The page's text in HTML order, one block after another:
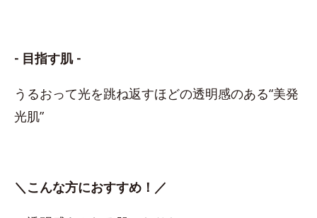
- 目指す肌 -
うるおって光を跳ね返すほどの透明感のある“美発
光肌”
＼こんな方におすすめ！／